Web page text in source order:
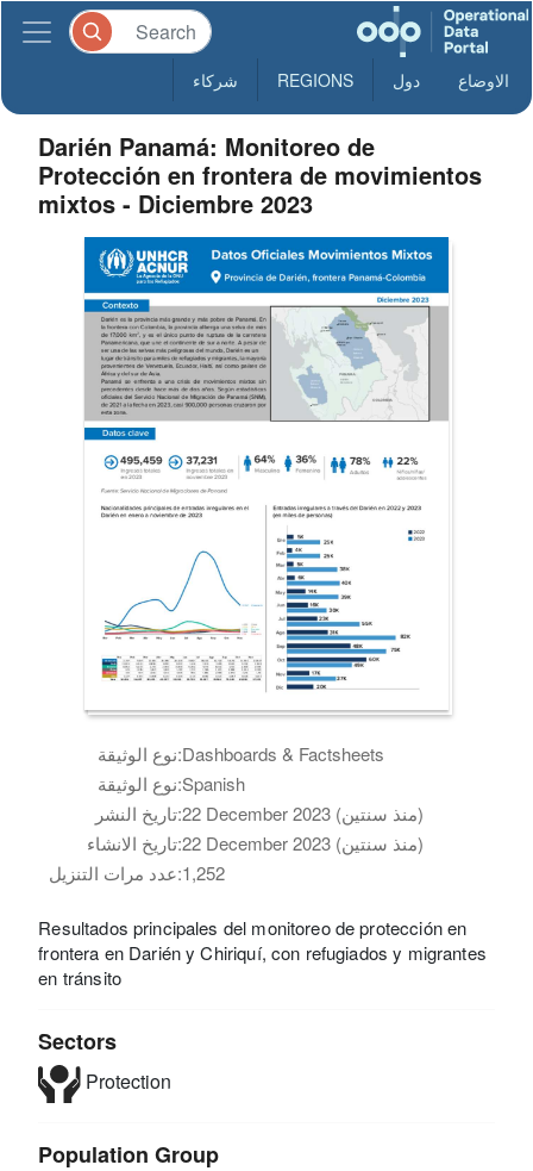
الاوضاع دول REGIONS شركاء
Darién Panamá: Monitoreo de
Protección en frontera de movimientos
mixtos - Diciembre 2023
نوع الوثيقة:Dashboards & Factsheets
نوع الوثيقة:Spanish
تاريخ النشر:
22 December 2023 (منذ سنتين)
تاريخ الانشاء:
22 December 2023 (منذ سنتين)
عدد مرات التنزيل:1,252
Resultados principales del monitoreo de protección en
frontera en Darién y Chiriquí, con refugiados y migrantes
en tránsito
Sectors
Protection
Population Group